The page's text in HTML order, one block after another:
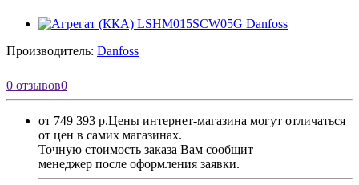
Производитель: Danfoss
0 отзывов0
от 749 393 р.Цены интернет-магазина могут отличаться
от цен в самих магазинах.
Точную стоимость заказа Вам сообщит
менеджер после оформления заявки.